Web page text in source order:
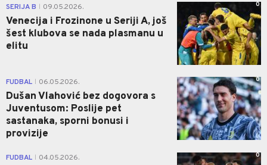
SERIJA B 09.05.2026.
Venecija i Frozinone u Seriji A, još
šest klubova se nada plasmanu u
elitu
0
FUDBAL 06.05.2026.
Dušan Vlahović bez dogovora s
Juventusom: Poslije pet
sastanaka, sporni bonusi i
provizije
0
FUDBAL 04.05.2026. 0